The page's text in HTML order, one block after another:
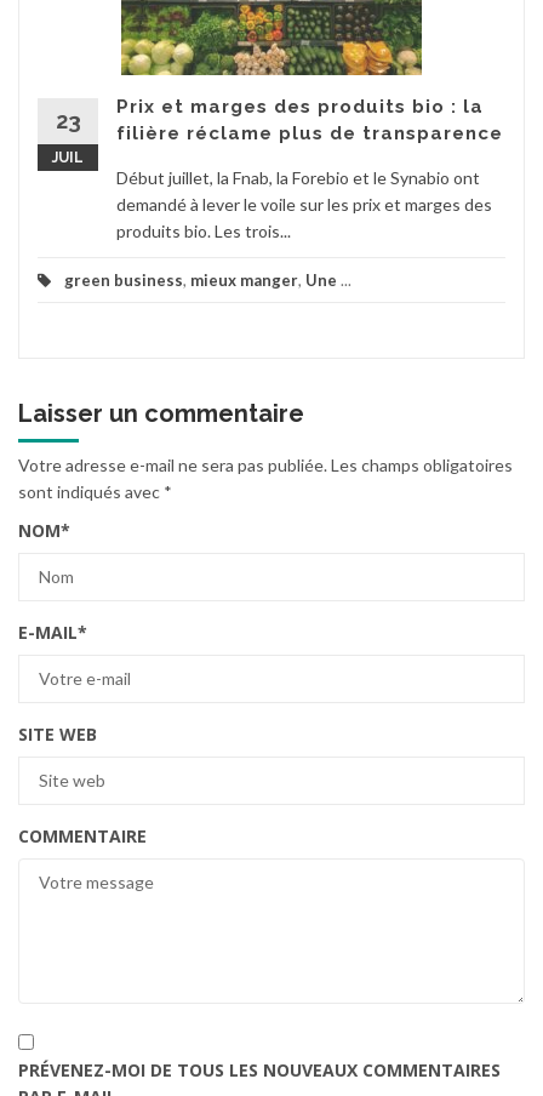
23
JUIL
Prix et marges des produits bio : la
filière réclame plus de transparence
Début juillet, la Fnab, la Forebio et le Synabio ont
demandé à lever le voile sur les prix et marges des
produits bio. Les trois...
green business, mieux manger, Une ...
Laisser un commentaire
Votre adresse e-mail ne sera pas publiée.Les champs obligatoires
sont indiqués avec *
NOM*
E-MAIL*
SITE WEB
COMMENTAIRE
PRÉVENEZ-MOI DE TOUS LES NOUVEAUX COMMENTAIRES